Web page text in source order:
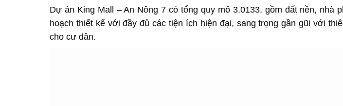
Dự án King Mall – An Nông 7 có tổng quy mô 3.0133, gồm đất nền, nhà
hoạch thiết kế với đầy đủ các tiện ích hiện đại, sang trọng gần gũi với
cho cư dân.